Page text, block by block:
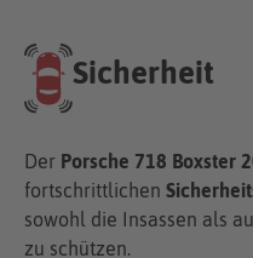
Sicherheit
Der Porsche 718 Boxster
fortschrittlichen
sowohl die Insassen als
zu schützen.